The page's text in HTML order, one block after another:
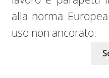
alla norma
uso non ancorato.